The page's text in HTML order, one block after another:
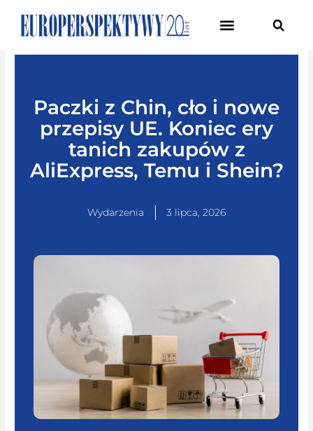
Paczki z Chin, cło i nowe
przepisy UE. Koniec ery
tanich zakupów z
AliExpress, Temu i Shein?
Wydarzenia 3 lipca, 2026